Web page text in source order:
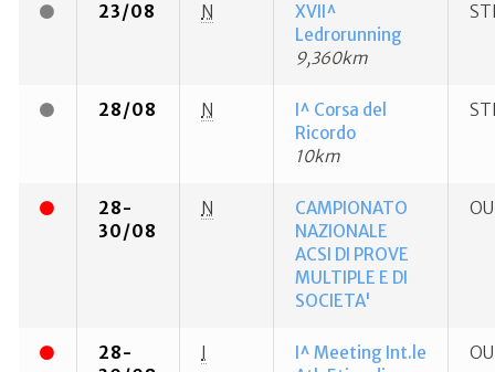
23/08 N
XVII^
Ledrorunning
9,360km
28/08 N
I^ Corsa del
Ricordo
10km
28-
30/08
N
CAMPIONATO
NAZIONALE
ACSI DI PROVE
MULTIPLE E DI
SOCIETA'
28-
I
I^ Meeting Int.le